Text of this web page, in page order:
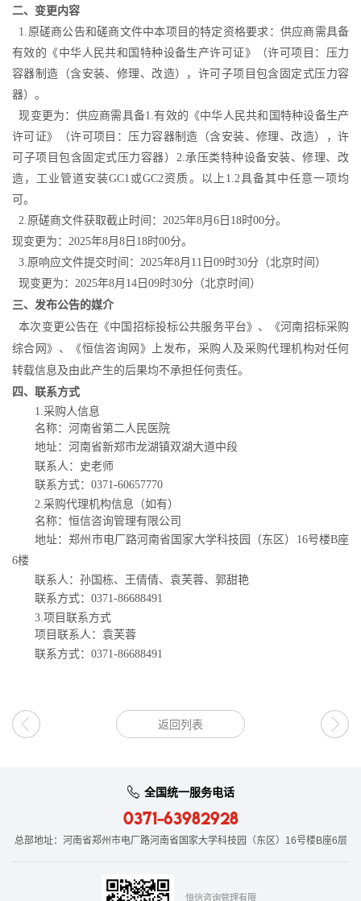
请输入搜索关键词
二、变更内容
1.原磋商公告和磋商文件中本项目的特定资格要求：供应商需具备
有效的《中华人民共和国特种设备生产许可证》（许可项目：压力
容器制造（含安装、修理、改造），许可子项目包含固定式压力容
器）。
现变更为 ： 供应商需具备1.有效的《中华人民共和国特种设备生产
许可证》（许可项目：压力容器制造（含安装、修理、改造），许
可子项目包含固定式压力容器） 2.承压类特种设备安装、修理、改
造，工业管道安装GC1或GC2资质。 以上 1.2具备其中任意一项均
可。
2.原磋商文件获取截止时间 ： 2025年8月6日 18时00分。
现变更为： 2025年8月 8 日 18时00分。
3.原响应文件提交时间：2025年8月11日09时30分（北京时间）
现变更为： 2025年8月14日09时30分（北京时间）
三、发布公告的媒介
本次变更公告在 《中国招标投标公共服务平台》、《河南招标采购
综合网 》、《恒信咨询网》
上发布，采购人及采购代理机构对任何
转载信息及由此产生的后果均不承担任何责任。
四、联系方式
1.采购人信息
名称： 河南省第二人民医院
地址：河南省新郑市龙湖镇双湖大道中段
联系人：史老师
联系方式： 0371-60657770
2.采购代理机构信息（如有）
名称：恒信咨询管理有限公司
地址：郑州市电厂路河南省国家大学科技园（东区） 16号楼B座
6楼
联系人：孙国栋、王倩倩、袁芙蓉、郭甜艳
联系方式： 0371-86688491
3.项目联系方式
项目联系人：袁芙蓉
联系方式： 0371-86688491
返回列表
全国统一服务电话
0371-63982928
总部地址：河南省郑州市电厂路河南省国家大学科技园（东区）16号楼B座6层
恒信咨询管理有限